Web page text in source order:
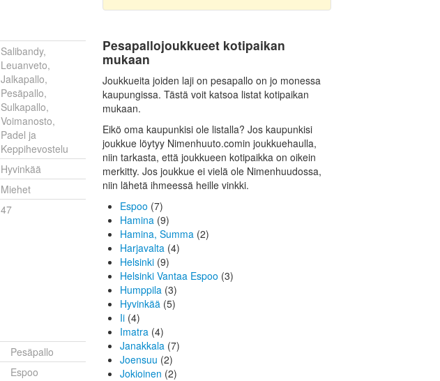
Salibandy,
Leuanveto,
Jalkapallo,
Pesäpallo,
Sulkapallo,
Voimanosto,
Padel ja
Keppihevostelu
Hyvinkää
Miehet
47
Pesäpallo
Espoo
Pesapallojoukkueet kotipaikan
mukaan
Joukkueita joiden laji on pesapallo on jo monessa
kaupungissa. Tästä voit katsoa listat kotipaikan
mukaan.
Eikö oma kaupunkisi ole listalla? Jos kaupunkisi
joukkue löytyy Nimenhuuto.comin joukkuehaulla,
niin tarkasta, että joukkueen kotipaikka on oikein
merkitty. Jos joukkue ei vielä ole Nimenhuudossa,
niin lähetä ihmeessä heille vinkki.
Espoo (7)
Hamina (9)
Hamina, Summa (2)
Harjavalta (4)
Helsinki (9)
Helsinki Vantaa Espoo (3)
Humppila (3)
Hyvinkää (5)
Ii (4)
Imatra (4)
Janakkala (7)
Joensuu (2)
Jokioinen (2)